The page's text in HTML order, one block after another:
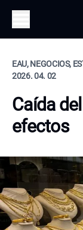
EAU, NEGOCIOS,
2026. 04. 02
Caída
efectos